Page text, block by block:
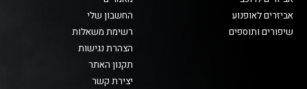
אביזרים לאופנוע
שיפורים ותוספים
החשבון שלי
רשימת משאלות
הצהרת נגישות
תקנון האתר
יצירת קשר